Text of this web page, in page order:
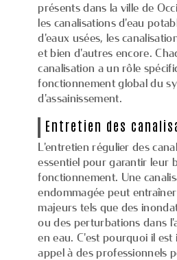
présents dans la ville de
les canalisations d'eau
d'eaux usées, les
et bien d'autres encore.
canalisation a un rôle
fonctionnement global du
d'assainissement.
Entretien des
L'entretien régulier des
essentiel pour garantir leur
fonctionnement. Une
endommagée peut
majeurs tels que des
ou des perturbations dans
en eau. C'est pourquoi il
appel à des professionnels